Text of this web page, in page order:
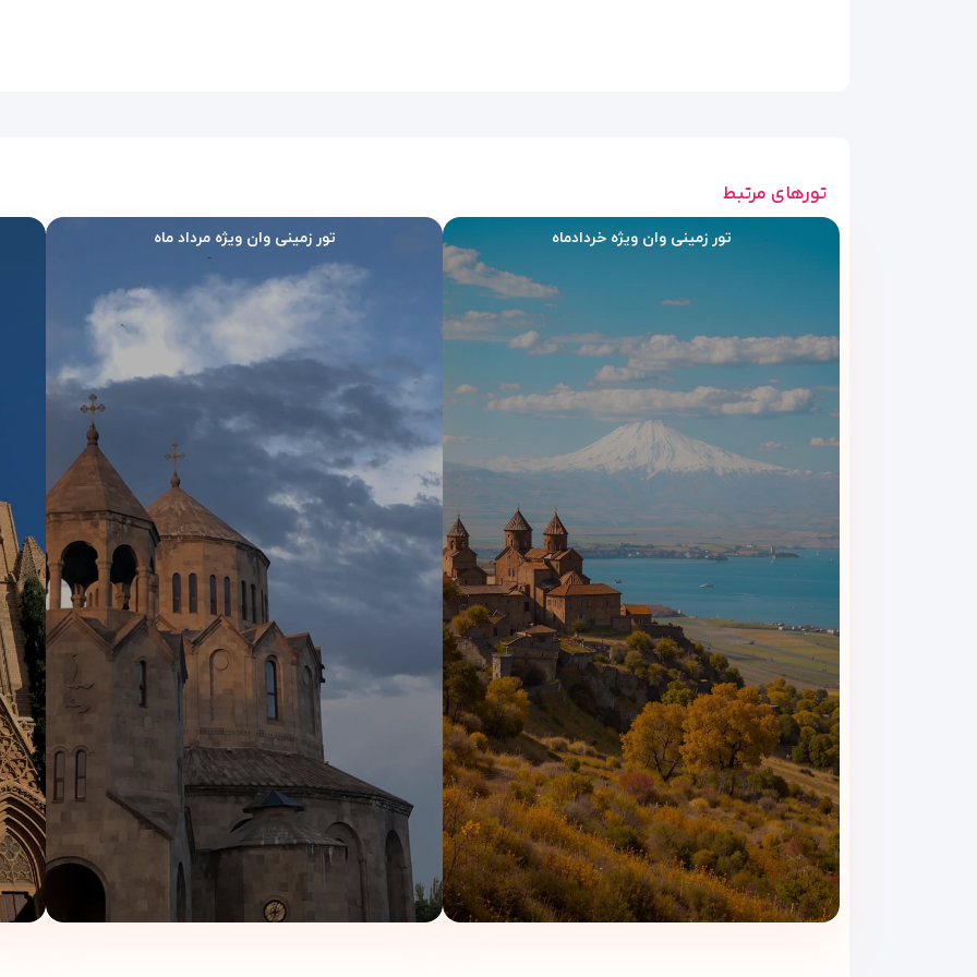
هتل دیمیت پارک وان برای مسافرانی مناسب است که می‌خواهند صبح خود را ساده، سریع و بی‌دردسر شروع کنند. این هتل فضای
اقتصادی در مرکز وان، امکانات لازم را در اختیار مهمانان قرار می‌دهد.
صبحانه؛ آماده برای خرید و گشت شهری
صبحانه در هتل دیمیت پارک به مسافران کمک می‌کند قبل از خروج از هتل، روز خود را با انرژی بیشتری آغاز کنند. بعد از صرف صبحانه،
جمهوریت یا بازدید از جاذبه‌های شهر برنامه‌ریزی کنید.
رستوران هتل؛ انتخابی ساده برای وعده‌های روزانه
رستوران هتل فضایی کاربردی برای صرف غذا دارد. این بخش برای مسافرانی مناسب است که می‌خواهند بعضی وعده‌های خود را بدون
شهری را ادامه دهند.
فضای نوشیدنی و استراحت کوتاه
بعد از یک روز شلوغ در شهر وان، فضای نوشیدنی هتل می‌تواند جای خوبی برای چند دقیقه استراحت باشد. مهمانان می‌توانند قبل از
کنند.
این خدمات در کنار فضای آرام هتل، تجربه‌ای دل‌نشین برای مسافران فراهم می‌سازد.
تورهای مرتبط
تور زمینی وان ویژه خردادماه
۳شب و ۴روز
تور زمینی وان ویژه مرداد ماه